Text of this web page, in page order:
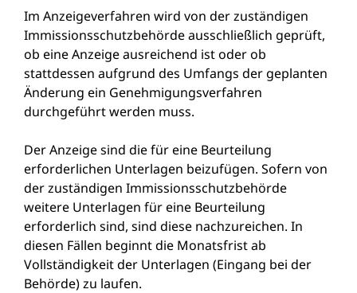
Im Anzeigeverfahren wird von der zuständigen
Immissionsschutzbehörde ausschließlich geprüft,
ob eine Anzeige ausreichend ist oder ob
stattdessen aufgrund des Umfangs der geplanten
Änderung ein Genehmigungsverfahren
durchgeführt werden muss.
Der Anzeige sind die für eine Beurteilung
erforderlichen Unterlagen beizufügen. Sofern von
der zuständigen Immissionsschutzbehörde
weitere Unterlagen für eine Beurteilung
erforderlich sind, sind diese nachzureichen. In
diesen Fällen beginnt die Monatsfrist ab
Vollständigkeit der Unterlagen (Eingang bei der
Behörde) zu laufen.